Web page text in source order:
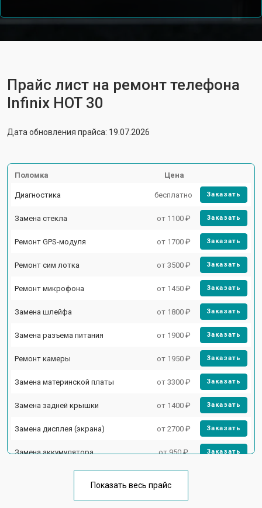
Прайс лист на ремонт телефона
Infinix HOT 30
Дата обновления прайса: 19.07.2026
Поломка Цена
Диагностика бесплатно Заказать
Замена стекла от 1100 ₽ Заказать
Ремонт GPS-модуля от 1700 ₽ Заказать
Ремонт сим лотка от 3500 ₽ Заказать
Ремонт микрофона от 1450 ₽ Заказать
Замена шлейфа от 1800 ₽ Заказать
Замена разъема питания от 1900 ₽ Заказать
Ремонт камеры от 1950 ₽ Заказать
Замена материнской платы от 3300 ₽ Заказать
Замена задней крышки от 1400 ₽ Заказать
Замена дисплея (экрана) от 2700 ₽ Заказать
Замена аккумулятора от 950 ₽ Заказать
Ремонт цепи питания от 3200 ₽
Показать весь прайс